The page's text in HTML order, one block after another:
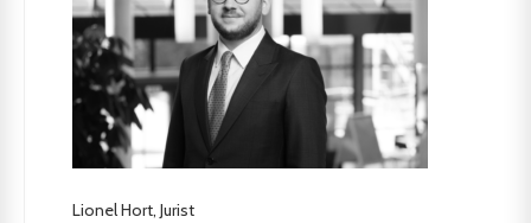
Lionel Hort, Jurist